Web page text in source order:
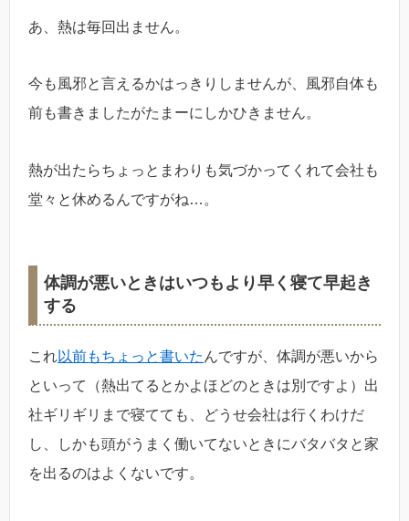
あ、熱は毎回出ません。
今も風邪と言えるかはっきりしませんが、風邪自体も
前も書きましたがたまーにしかひきません。
熱が出たらちょっとまわりも気づかってくれて会社も
堂々と休めるんですがね…。
体調が悪いときはいつもより早く寝て早起き
する
これ以前もちょっと書いた んですが、体調が悪いから
といって（熱出てるとかよほどのときは別ですよ）出
社ギリギリまで寝てても、どうせ会社は行くわけだ
し、しかも頭がうまく働いてないときにバタバタと家
を出るのはよくないです。